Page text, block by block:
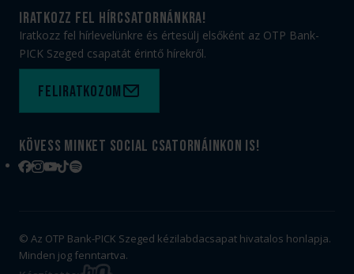
Munkatársaink
PICK Aréna
Sajtóakkreditáció
Jegy- és bérletvásárlás
Webshop
Felhasználási feltételek
Kapcsolat
iratkozz fel hírcsatornánkra!
Iratkozz fel hírlevelünkre és értesülj elsőként az OTP Bank-
PICK Szeged csapatát érintő hírekről.
Feliratkozom
Kövess minket social csatornáinkon is!
Facebook
Instagram
YouTube
TikTokSpotify
© Az OTP Bank-PICK Szeged kézilabdacsapat hivatalos honlapja.
Minden jog fenntartva.